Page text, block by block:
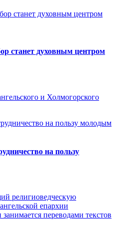
станет духовным центром
и Холмогорского
на пользу
религиоведческую
епархии
переводами текстов